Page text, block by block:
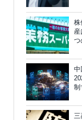
株
つ
中
制
三